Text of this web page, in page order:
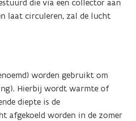
die via een collector aan
laat circuleren, zal de lucht
worden gebruikt om
Hierbij wordt warmte of
diepte is de
afgekoeld worden in de zomer